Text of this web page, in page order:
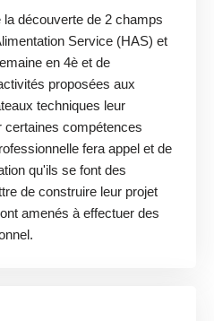
découverte de 2 champs
Service (HAS) et
en 4è et de
proposées aux
techniques leur
certaines compétences
fera appel et de
qu'ils se font des
de construire leur projet
amenés à effectuer des